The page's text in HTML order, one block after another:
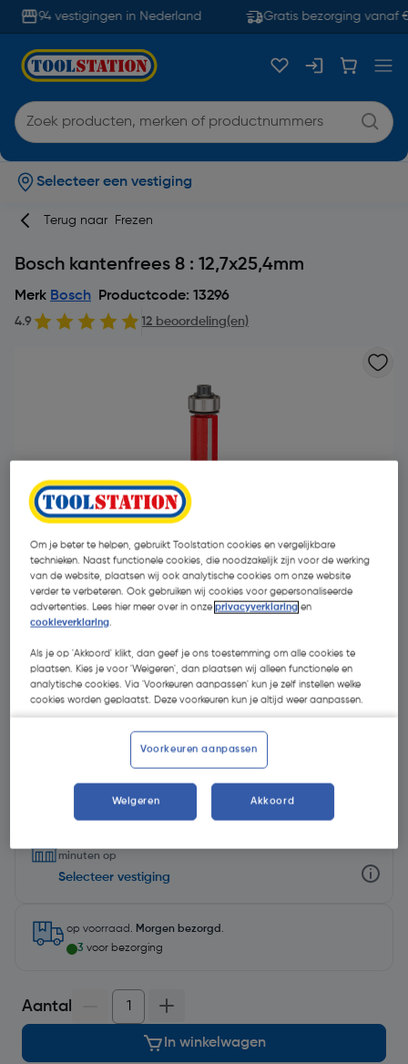
94 vestigingen in Nederland Gratis bezorging vanaf
Selecteer een vestiging
Terug naar Frezen
Bosch kantenfrees 8 : 12,7x25,4mm
Merk Bosch Productcode: 13296
4.9 12 beoordeling(en)
€ 47,86| Excl. btw € 39,55
minuten op
Selecteer vestiging
op voorraad. Morgen bezorgd .
3 voor bezorging
Aantal
In winkelwagen
Om je beter te helpen, gebruikt Toolstation cookies en vergelijkbare
technieken. Naast functionele cookies, die noodzakelijk zijn voor de werking
van de website, plaatsen wij ook analytische cookies om onze website
verder te verbeteren. Ook gebruiken wij cookies voor gepersonaliseerde
advertenties. Lees hier meer over in onzeprivacyverklaring en
cookieverklaring.
Als je op 'Akkoord' klikt, dan geef je ons toestemming om alle cookies te
plaatsen. Kies je voor 'Weigeren', dan plaatsen wij alleen functionele en
analytische cookies. Via 'Voorkeuren aanpassen' kun je zelf instellen welke
cookies worden geplaatst. Deze voorkeuren kun je altijd weer aanpassen.
Voorkeuren aanpassen
Weigeren Akkoord